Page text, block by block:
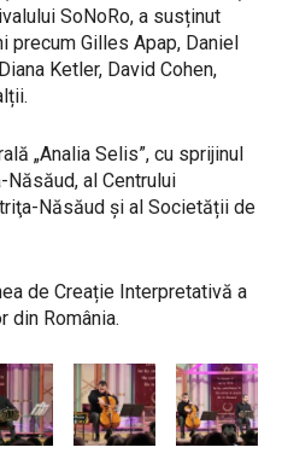
SoNoRo, a susținut
Gilles Apap, Daniel
Ketler, David Cohen,
„Analia Selis”, cu sprijinul
al Centrului
Năsăud și al Societății de
de Creație Interpretativă a
din România.